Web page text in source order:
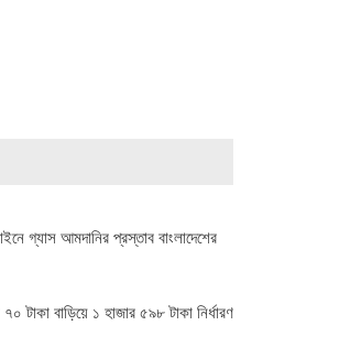
গ্যাস আমদানির প্রস্তাব বাংলাদেশের
টাকা বাড়িয়ে ১ হাজার ৫৯৮ টাকা নির্ধারণ